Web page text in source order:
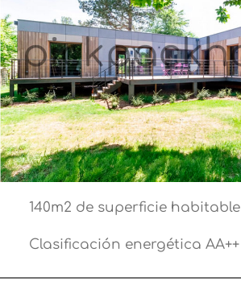
140m2 de superficie
Clasificación energética AA++